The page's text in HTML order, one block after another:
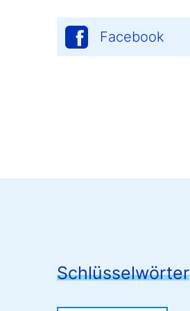
Facebook
Schlüsselwörter